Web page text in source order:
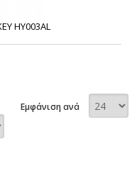
HY003AL
Εμφάνιση ανά